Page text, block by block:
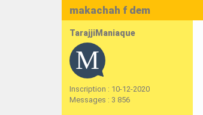
makachah f dem
TarajjiManiaque
Inscription : 10-12-2020
Messages : 3 856